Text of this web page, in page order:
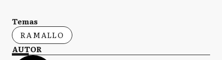
Temas
RAMALLO
AUTOR